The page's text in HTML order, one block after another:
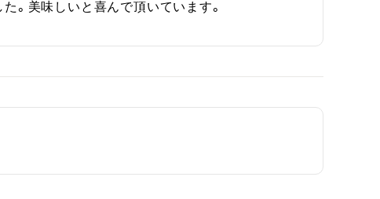
。美味しいと喜んで頂いています。